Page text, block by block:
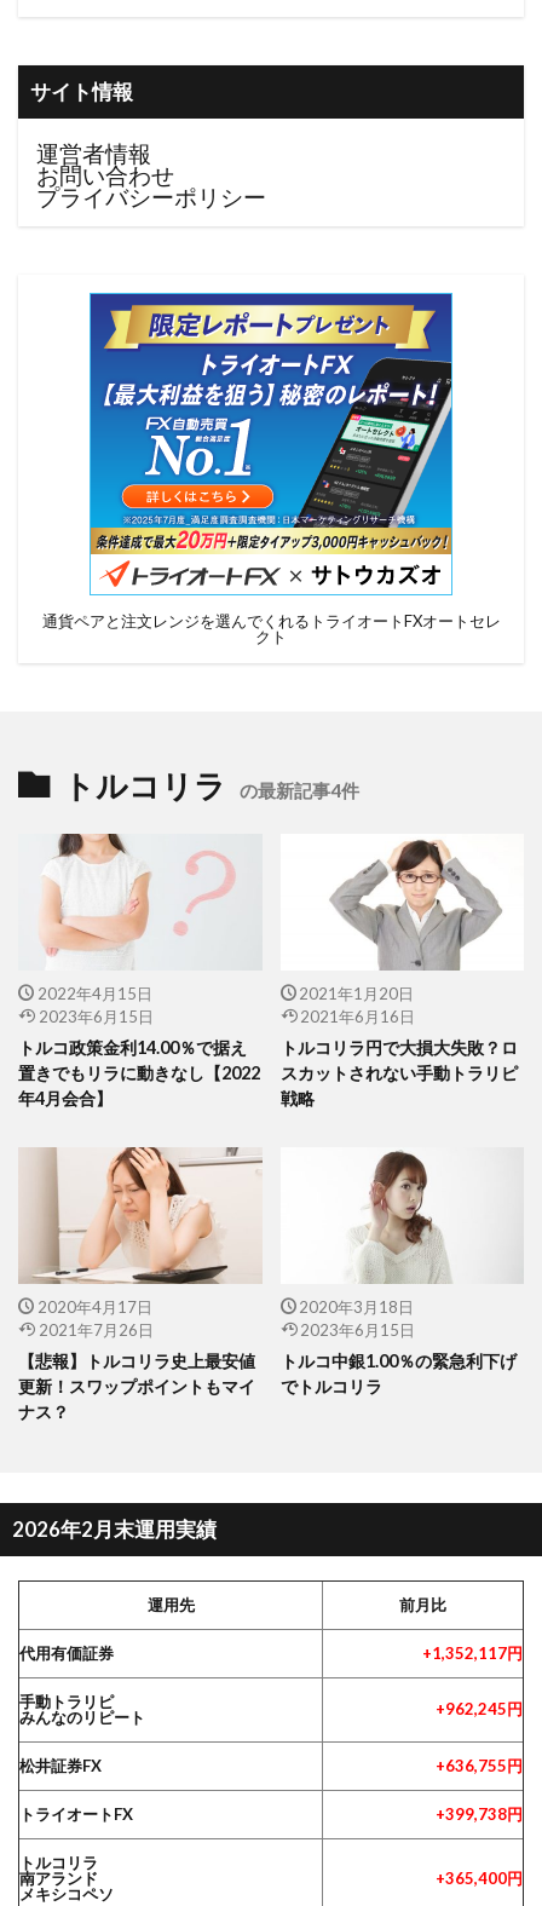
サイト情報
運営者情報
お問い合わせ
プライバシーポリシー
通貨ペアと注文レンジを選んでくれるトライオートFXオートセレ
クト
トルコリラ の最新記事4件
2022年4月15日
2023年6月15日
トルコ政策金利14.00％で据え
置きでもリラに動きなし【2022
年4月会合】
2021年1月20日
2021年6月16日
トルコリラ円で大損大失敗？ロ
スカットされない手動トラリピ
戦略
2020年4月17日
2021年7月26日
【悲報】トルコリラ史上最安値
更新！スワップポイントもマイ
ナス？
2020年3月18日
2023年6月15日
トルコ中銀1.00％の緊急利下げ
でトルコリラ
2026年2月末運用実績
運用先 前月比
代用有価証券 +1,352,117円
手動トラリピ
みんなのリピート
+962,245円
松井証券FX +636,755円
トライオートFX +399,738円
トルコリラ
南アランド
メキシコペソ
+365,400円